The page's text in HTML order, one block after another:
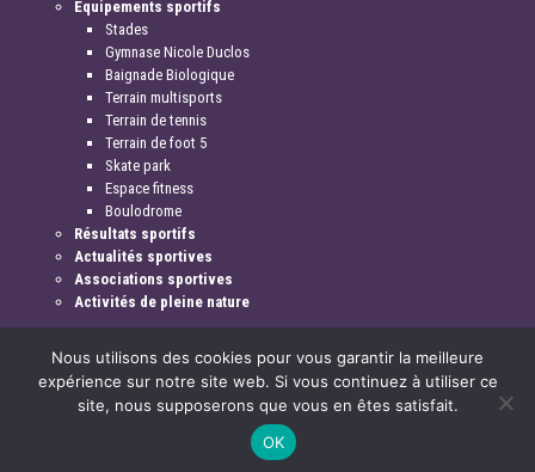
Equipements sportifs
Stades
Gymnase Nicole Duclos
Baignade Biologique
Terrain multisports
Terrain de tennis
Terrain de foot 5
Skate park
Espace fitness
Boulodrome
Résultats sportifs
Actualités sportives
Associations sportives
Activités de pleine nature
Mentions légales & crédits
Nous utilisons des cookies pour vous garantir la meilleure
expérience sur notre site web. Si vous continuez à utiliser ce
site, nous supposerons que vous en êtes satisfait.
OK